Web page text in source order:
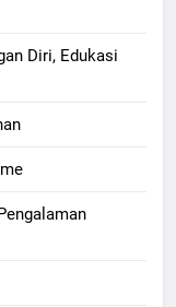
Diri, Edukasi